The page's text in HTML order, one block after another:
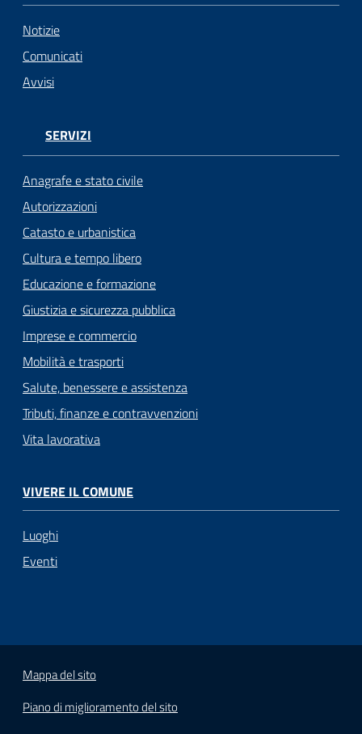
n
n
e
Sportello
telematico
SUE
Tutti
gli
argomenti...
Seguici
su
Notizie
Comunicati
Avvisi
SERVIZI
Anagrafe e stato civile
Autorizzazioni
Catasto e urbanistica
Cultura e tempo libero
Educazione e formazione
Giustizia e sicurezza pubblica
Imprese e commercio
Mobilità e trasporti
Salute, benessere e assistenza
Tributi, finanze e contravvenzioni
Vita lavorativa
VIVERE IL COMUNE
Luoghi
Eventi
Mappa del sito
Piano di miglioramento del sito